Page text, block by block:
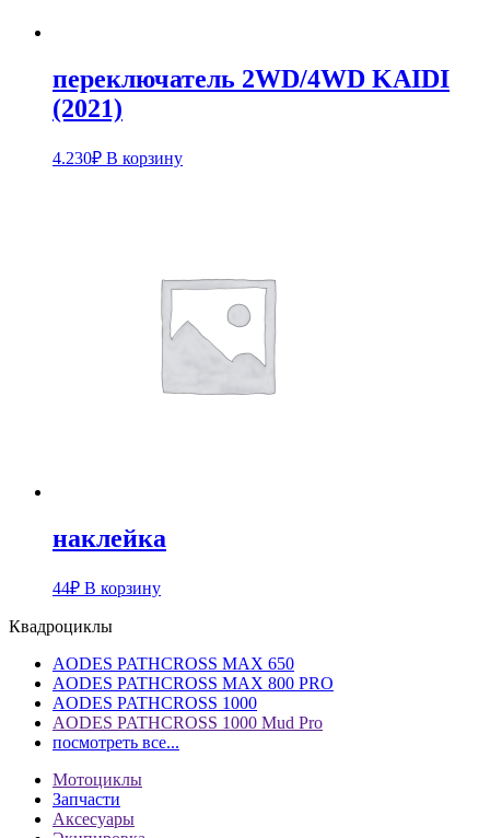
переключатель 2WD/4WD KAIDI
(2021)
4.230₽ В корзину
наклейка
44₽ В корзину
Квадроциклы
AODES PATHCROSS MAX 650
AODES PATHCROSS MAX 800 PRO
AODES PATHCROSS 1000
AODES PATHCROSS 1000 Mud Pro
посмотреть все...
Мотоциклы
Запчасти
Аксесуары